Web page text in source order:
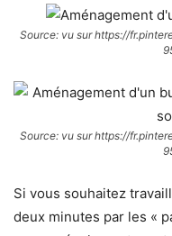
Source: vu sur https://
Source: vu sur https://
Si vous souhaitez
deux minutes par les «